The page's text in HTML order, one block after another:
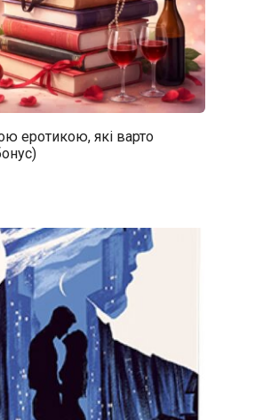
еротикою, які варто